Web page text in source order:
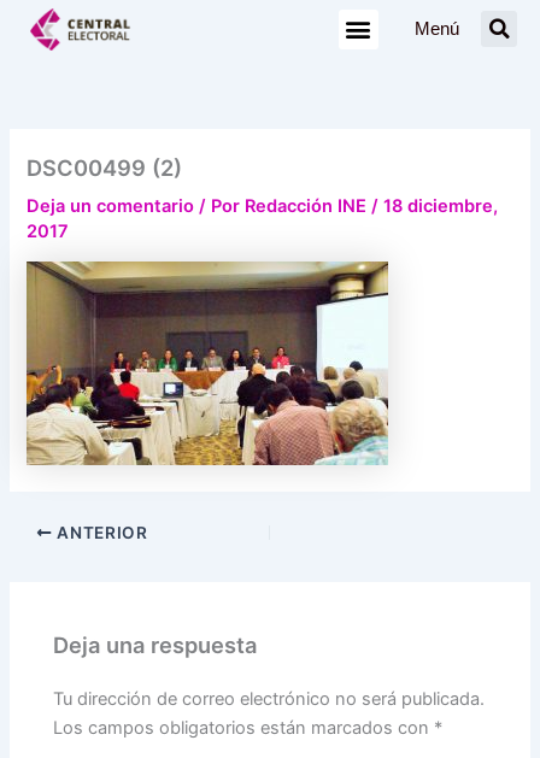
Menú
DSC00499 (2)
Deja un comentario / Por Redacción INE/18 diciembre,
2017
ANTERIOR
Deja una respuesta
Tu dirección de correo electrónico no será publicada.
Los campos obligatorios están marcados con *